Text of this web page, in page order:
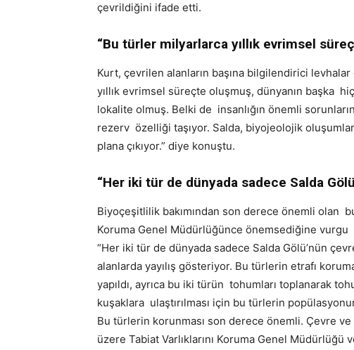
çevrildiğini ifade etti.
“Bu türler milyarlarca yıllık evrimsel
Kurt, çevrilen alanların başına bilgilendirici
yıllık evrimsel süreçte oluşmuş, dünyanın başka
lokalite olmuş. Belki de insanlığın önemli
rezerv özelliği taşıyor. Salda, biyojeolojik
plana çıkıyor.” diye konuştu.
“Her iki tür de dünyada sadece Salda
Biyoçeşitlilik bakımından son derece önemli olan
Koruma Genel Müdürlüğünce önemsediğine
“Her iki tür de dünyada sadece Salda Gölü’nün
alanlarda yayılış gösteriyor. Bu türlerin etrafı
yapıldı, ayrıca bu iki türün tohumları toplanarak
kuşaklara ulaştırılması için bu türlerin
Bu türlerin korunması son derece önemli. Çevre
üzere Tabiat Varlıklarını Koruma Genel